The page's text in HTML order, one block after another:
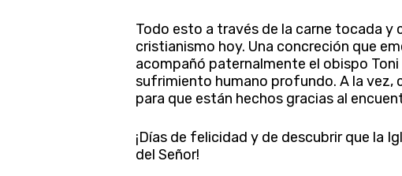
Todo esto a través de la carne tocada y
cristianismo hoy. Una concreción que
acompañó paternalmente el obispo
sufrimiento humano profundo. A la vez,
para que están hechos gracias al
¡Días de felicidad y de descubrir que la
del Señor!